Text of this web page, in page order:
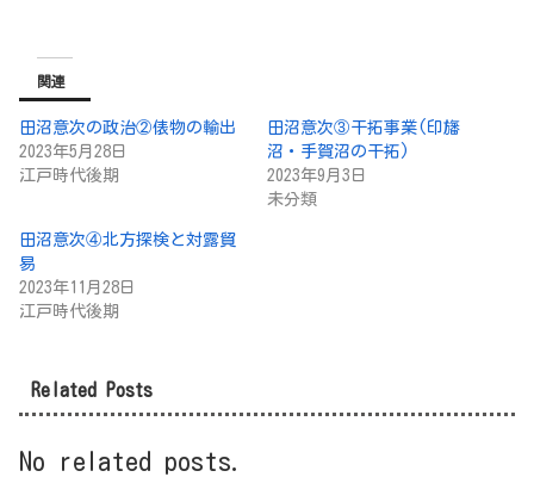
関連
田沼意次の政治②俵物の輸出
2023年5月28日
江戸時代後期
田沼意次③干拓事業(印旛
沼・手賀沼の干拓)
2023年9月3日
未分類
田沼意次④北方探検と対露貿
易
2023年11月28日
江戸時代後期
Related Posts
No related posts.